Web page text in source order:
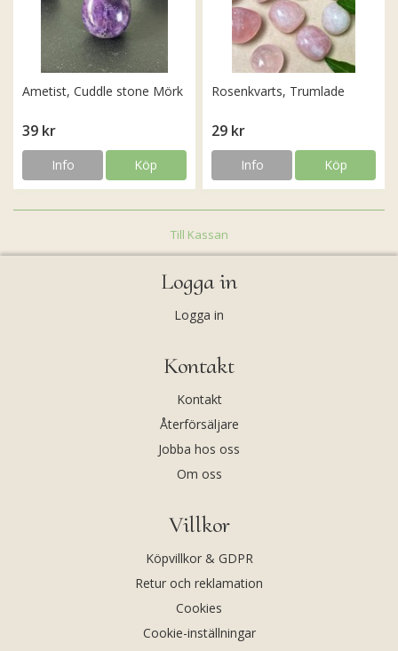
Ametist, Cuddle stone Mörk
39 kr
Info Köp
Rosenkvarts, Trumlade
29 kr
Info Köp
Till Kassan
Logga in
Logga in
Kontakt
Kontakt
Återförsäljare
Jobba hos oss
Om oss
Villkor
Köpvillkor & GDPR
Retur och reklamation
Cookies
Cookie-inställningar